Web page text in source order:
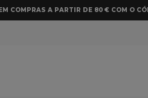
COMPRAS A PARTIR DE 80 € COM O